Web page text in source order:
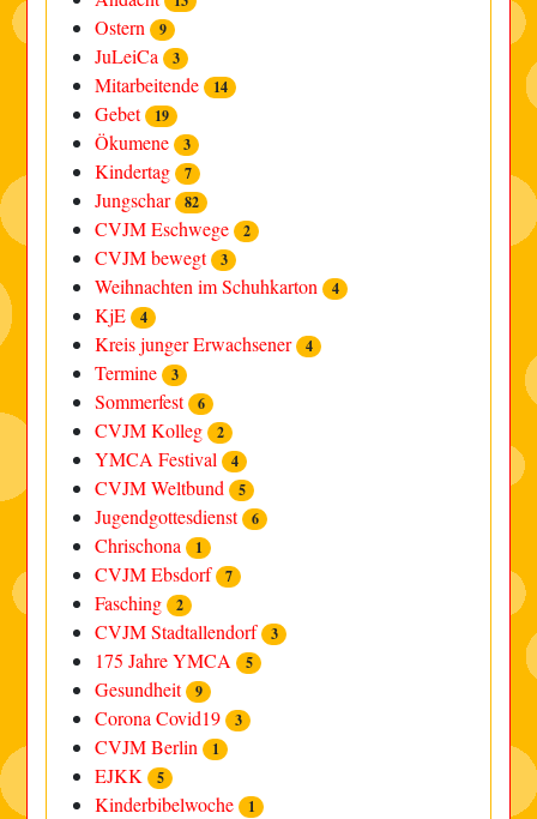
Ostern 9
JuLeiCa 3
Mitarbeitende 14
Gebet 19
Ökumene 3
Kindertag 7
Jungschar 82
CVJM Eschwege 2
CVJM bewegt 3
Weihnachten im Schuhkarton 4
KjE 4
Kreis junger Erwachsener 4
Termine 3
Sommerfest 6
CVJM Kolleg 2
YMCA Festival 4
CVJM Weltbund 5
Jugendgottesdienst 6
Chrischona 1
CVJM Ebsdorf 7
Fasching 2
CVJM Stadtallendorf 3
175 Jahre YMCA 5
Gesundheit 9
Corona Covid19 3
CVJM Berlin 1
EJKK 5
Kinderbibelwoche 1